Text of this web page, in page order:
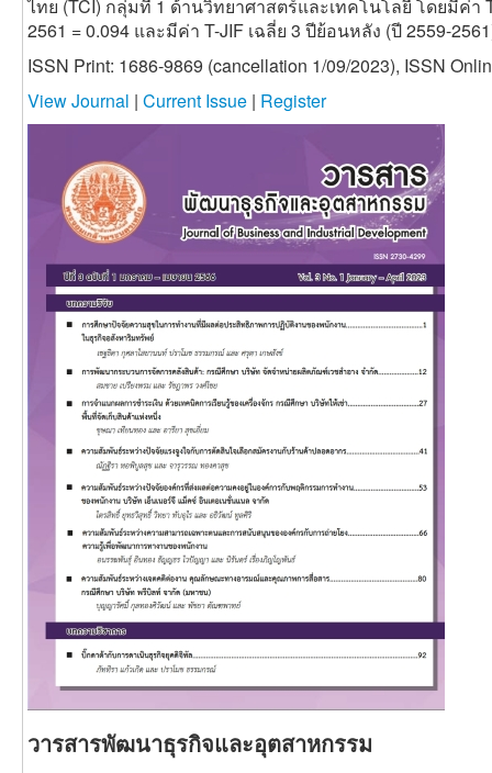
ไทย (TCI) กลุ่มที่ 1 ด้านวิทยาศาสตร์และเทคโนโลยี โดยมีค่า
2561 = 0.094 และมีค่า T-JIF เฉลี่ย 3 ปีย้อนหลัง (ปี 2559-
ISSN Print: 1686-9869 (cancellation 1/09/2023), ISSN
View Journal | Current Issue | Register
วารสารพัฒนาธุรกิจและอุตสาหกรรม